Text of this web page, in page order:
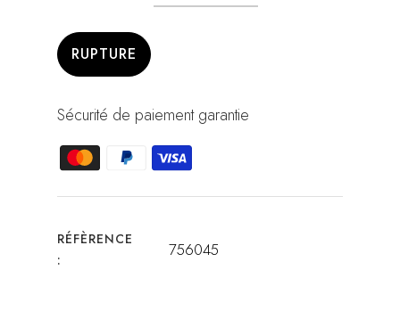
RUPTURE
Sécurité de paiement garantie
RÉFÈRENCE
:
756045